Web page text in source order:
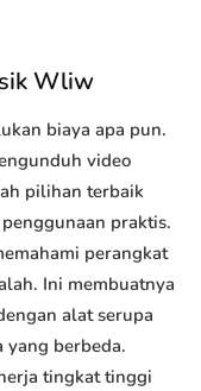
Wliw
biaya apa pun.
video
pilihan terbaik
praktis.
perangkat
Ini membuatnya
alat serupa
yang berbeda.
tingkat tinggi